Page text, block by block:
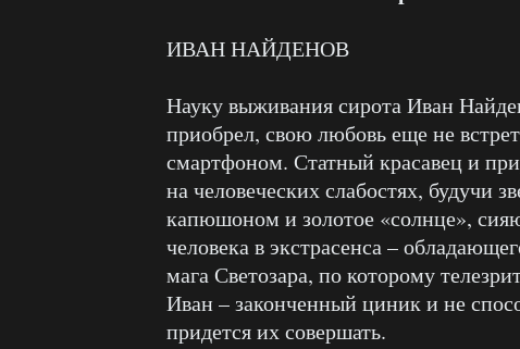
ИВАН НАЙДЕНОВ
Науку выживания сирота Иван
приобрел, свою любовь еще не
смартфоном. Статный красавец и
на человеческих слабостях, будучи
капюшоном и золотое «солнце»,
человека в экстрасенса –
мага Светозара, по которому
Иван – законченный циник и не
придется их совершать.